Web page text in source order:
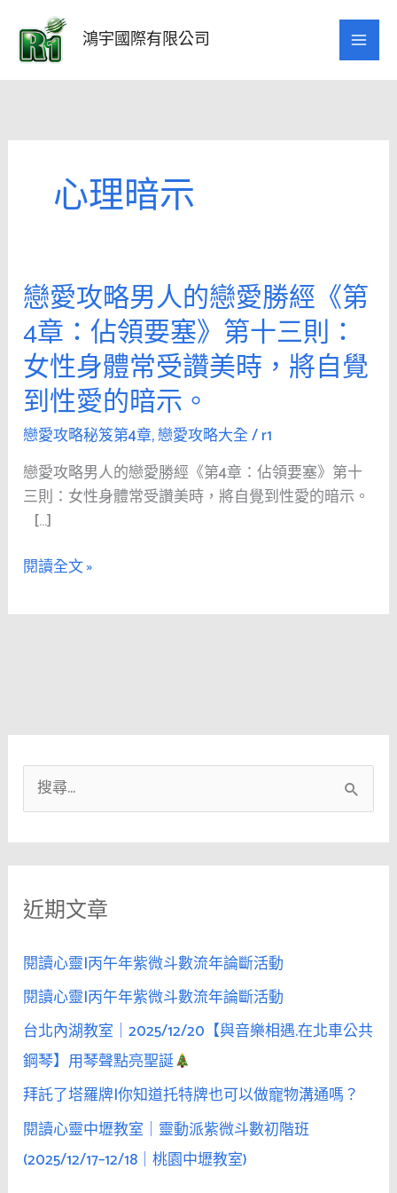
要
鴻宇國際有限公司
心理暗示
戀愛攻略男人的戀愛勝經《第
4章：佔領要塞》第十三則：
女性身體常受讚美時，將自覺
到性愛的暗示。
戀愛攻略秘笈第4章,戀愛攻略大全/r1
戀愛攻略男人的戀愛勝經《第4章：佔領要塞》第十
三則：女性身體常受讚美時，將自覺到性愛的暗示。
[…]
戀
愛
攻
略
男
人
的
戀
愛
勝
經
《第
4
三
則：
女
性
身
常
讚
美
時，
將
自
覺
到
性
愛
閱讀全文 »
尋
關
字
近期文章
閱讀心靈|丙午年紫微斗數流年論斷活動
閱讀心靈|丙午年紫微斗數流年論斷活動
台北內湖教室｜2025/12/20【與音樂相遇.在北車公共
鋼琴】用琴聲點亮聖誕
拜託了塔羅牌|你知道托特牌也可以做寵物溝通嗎？
閱讀心靈中壢教室｜靈動派紫微斗數初階班
(2025/12/17–12/18｜桃園中壢教室)